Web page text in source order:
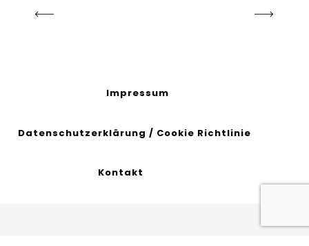
Impressum
Datenschutzerklärung / Cookie Richtlinie
Kontakt